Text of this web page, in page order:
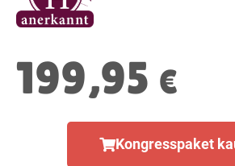
199,95 €
Kongresspaket